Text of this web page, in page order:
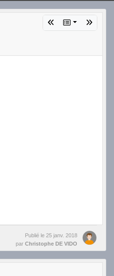
Publié le 25 janv. 2018
par Christophe DE VIDO